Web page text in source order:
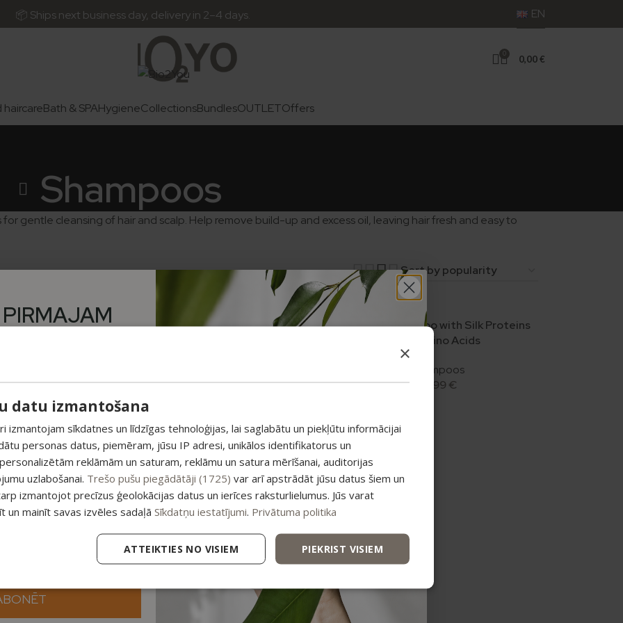
business day, delivery in 2–4 days. EN
0 0,00€
haircareBath & SPAHygieneCollectionsBundlesOUTLETOffers
Shampoos
for gentle cleansing of hair and scalp. Help remove build-up and excess oil, leaving hair fresh and easy to
with Colagen &
€
Natural Shampoo with Hairdensyl
Shampoos
Natural Shampoo with Silk Proteins
and Amino Acids
Shampoos
14,99 €
×
datu izmantošana
izmantojam sīkdatnes un līdzīgas tehnoloģijas, lai saglabātu un piekļūtu informācijai
personas datus, piemēram, jūsu IP adresi, unikālos identifikatorus un
reklāmām un saturam, reklāmu un satura mērīšanai, auditorijas
uzlabošanai. Trešo pušu piegādātāji (1725) var arī apstrādāt jūsu datus šiem un
izmantojot precīzus ģeolokācijas datus un ierīces raksturlielumus. Jūs varat
un mainīt savas izvēles sadaļā Sīkdatņu iestatījumi. Privātuma politika
PIEKRIST VISIEM
ATTEIKTIES NO VISIEM
PAPILDUS
un saņem īpašu
pasūtījumam.
piedāvājumiem